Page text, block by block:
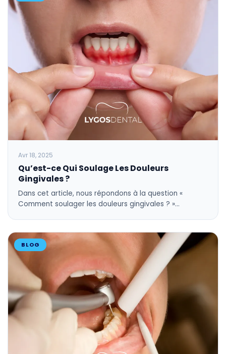
Avr 18, 2025
Qu’est-ce Qui Soulage Les Douleurs
Gingivales ?
Dans cet article, nous répondons à la question «
Comment soulager les douleurs gingivales ? »…
BLOG